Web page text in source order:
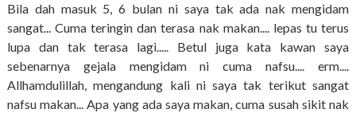
Bila dah masuk 5, 6 bulan ni saya tak ada nak mengidam
sangat... Cuma teringin dan terasa nak makan.... lepas tu terus
lupa dan tak terasa lagi..... Betul juga kata kawan saya
sebenarnya gejala mengidam ni cuma nafsu.... erm....
Allhamdulillah, mengandung kali ni saya tak terikut sangat
nafsu makan... Apa yang ada saya makan, cuma susah sikit nak